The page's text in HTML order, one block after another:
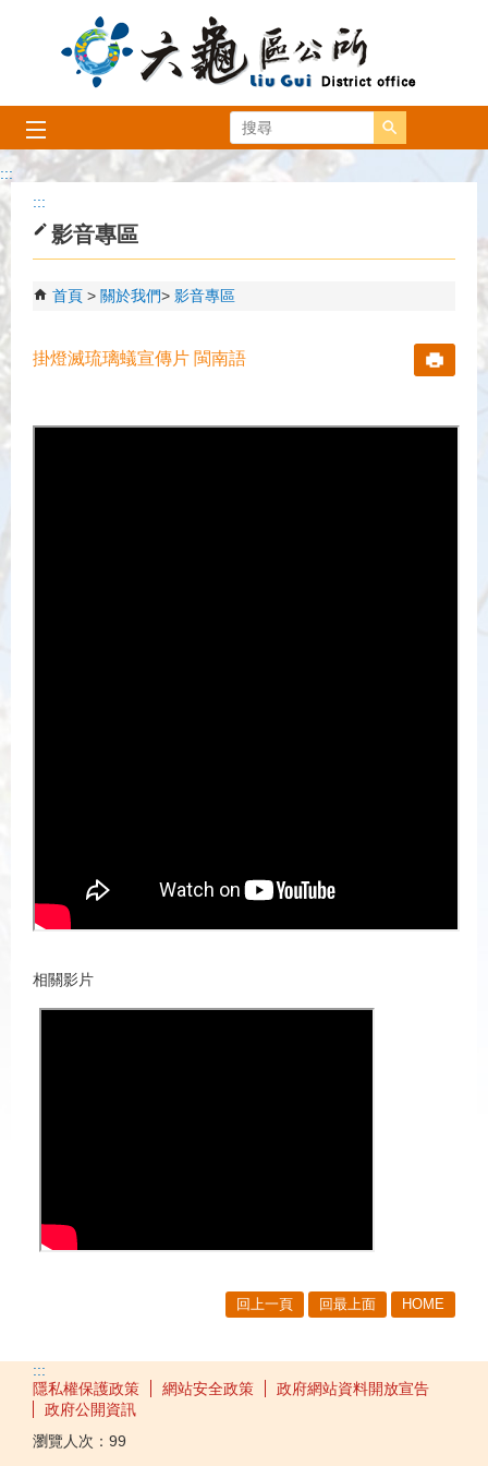
跳到主要內容區塊
搜尋
:::
:::
影音專區
首頁 關於我們 影音專區
掛燈滅琉璃蟻宣傳片 閩南語
相關影片
回上一頁 回最上面 HOME
:::
隱私權保護政策
網站安全政策
政府網站資料開放宣告
政府公開資訊
瀏覽人次： 99